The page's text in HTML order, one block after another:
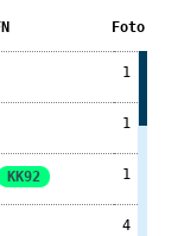
Foto
1
1
KK92 1
4